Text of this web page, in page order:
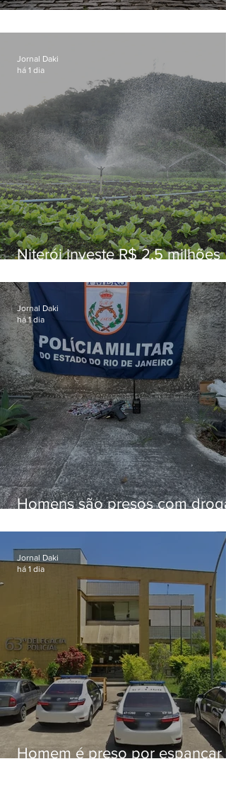
Niterói investe R$ 2,5 milhões
familiar para merenda escolar
Jornal Daki
há 1 dia
Homens são presos com
Jornal Daki
há 1 dia
Homem é preso por espancar
Jornal Daki
há 1 dia